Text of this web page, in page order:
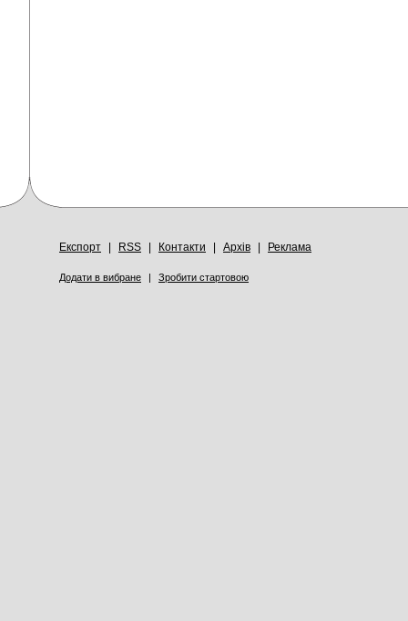
Експорт RSS Контакти Архів Реклама
Додати в вибране | Зробити стартовою